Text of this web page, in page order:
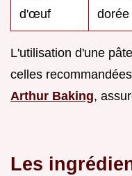
d'œuf
dorée
L'utilisation d'une
celles
Arthur Baking,
Les